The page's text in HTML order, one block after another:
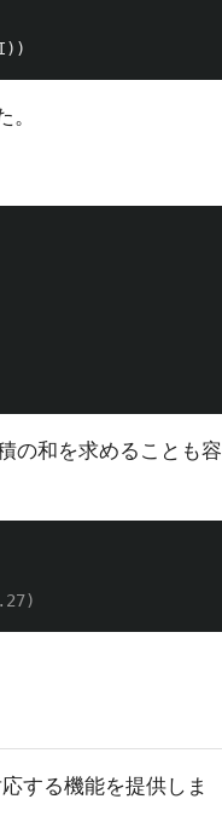
))
の和を求めることも容
する機能を提供しま